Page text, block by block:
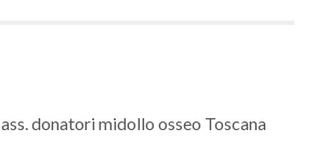
ass. donatori midollo osseo Toscana